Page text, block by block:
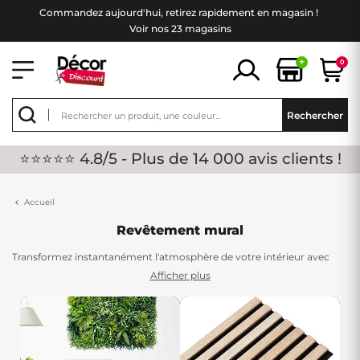
Commandez aujourd'hui, retirez rapidement en magasin !
Voir nos 23 magasins
+ 0
Rechercher
⭐⭐⭐⭐⭐ 4.8/5 - Plus de 14 000 avis clients !
Accueil
Revêtement mural
Transformez instantanément l'atmosphère de votre intérieur avec
revêtements muraux haut de gamme à
variée de revêtements muraux conçus pour sublimer chaque pièce
de votre maison.
Revêtements Texturés : Ajoutez de la profondeur et de la dimension à
Afficher plus